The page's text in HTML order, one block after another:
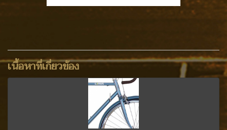
เนื้อหาที่เกี่ยวข้อง